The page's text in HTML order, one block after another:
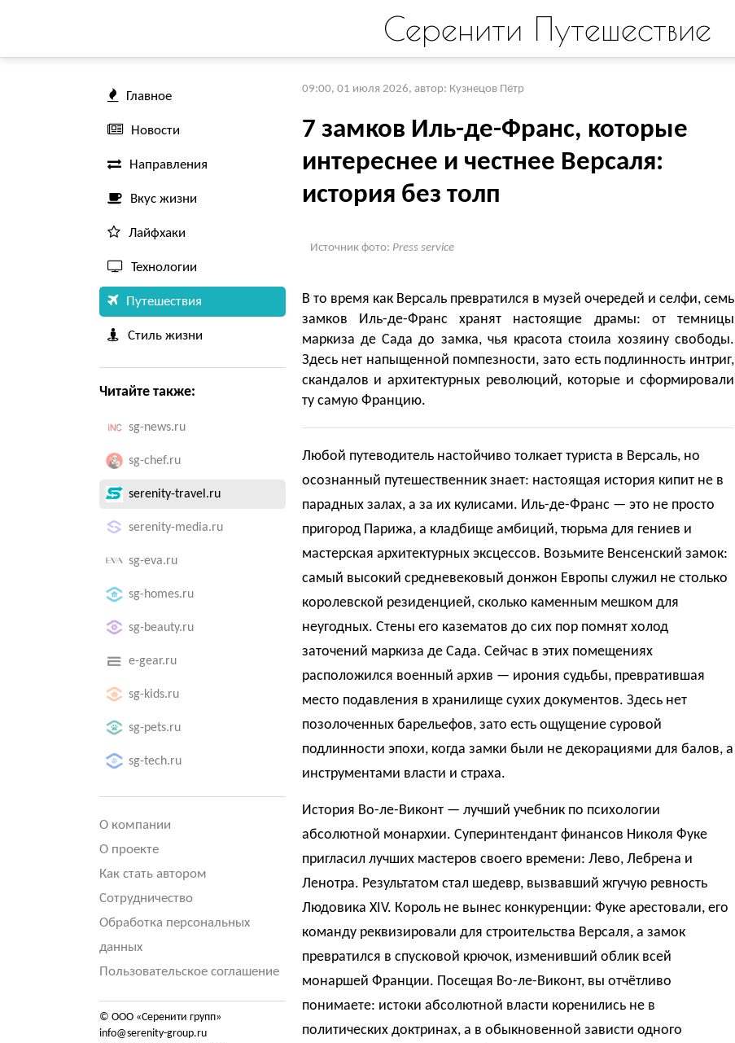
Серенити Путешествие
Главное
Новости
Направления
Вкус жизни
Лайфхаки
Технологии
Путешествия
Стиль жизни
Читайте также:
sg-news.ru
sg-chef.ru
serenity-travel.ru
serenity-media.ru
sg-eva.ru
sg-homes.ru
sg-beauty.ru
e-gear.ru
sg-kids.ru
sg-pets.ru
sg-tech.ru
О компании
О проекте
Как стать автором
Сотрудничество
Обработка персональных
данных
Пользовательское соглашение
© ООО «Серенити групп»
info@serenity-group.ru
09:00, 01 июля 2026, автор: Кузнецов Пётр
7 замков Иль-де-Франс, которые
интереснее и честнее Версаля:
история без толп
Источник фото: Press service
В то время как Версаль превратился в музей очередей и селфи, семь
замков Иль-де-Франс хранят настоящие драмы: от темницы
маркиза де Сада до замка, чья красота стоила хозяину свободы.
Здесь нет напыщенной помпезности, зато есть подлинность интриг,
скандалов и архитектурных революций, которые и сформировали
ту самую Францию.
Любой путеводитель настойчиво толкает туриста в Версаль, но
осознанный путешественник знает: настоящая история кипит не в
парадных залах, а за их кулисами. Иль-де-Франс — это не просто
пригород Парижа, а кладбище амбиций, тюрьма для гениев и
мастерская архитектурных эксцессов. Возьмите Венсенский замок:
самый высокий средневековый донжон Европы служил не столько
королевской резиденцией, сколько каменным мешком для
неугодных. Стены его казематов до сих пор помнят холод
заточений маркиза де Сада. Сейчас в этих помещениях
расположился военный архив — ирония судьбы, превратившая
место подавления в хранилище сухих документов. Здесь нет
позолоченных барельефов, зато есть ощущение суровой
подлинности эпохи, когда замки были не декорациями для балов, а
инструментами власти и страха.
История Во-ле-Виконт — лучший учебник по психологии
абсолютной монархии. Суперинтендант финансов Николя Фуке
пригласил лучших мастеров своего времени: Лево, Лебрена и
Ленотра. Результатом стал шедевр, вызвавший жгучую ревность
Людовика XIV. Король не вынес конкуренции: Фуке арестовали, его
команду реквизировали для строительства Версаля, а замок
превратился в спусковой крючок, изменивший облик всей
монаршей Франции. Посещая Во-ле-Виконт, вы отчётливо
понимаете: истоки абсолютной власти коренились не в
политических доктринах, а в обыкновенной зависти одного